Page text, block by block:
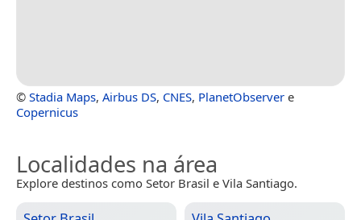
© Stadia Maps, Airbus DS, CNES, PlanetObserver e
Copernicus
Localidades na área
Explore destinos como Setor Brasil e Vila Santiago.